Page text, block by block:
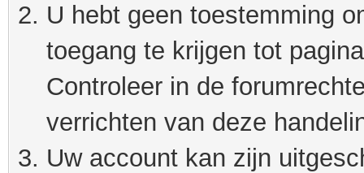
U hebt geen toestemming
toegang te krijgen tot
Controleer in de
verrichten van deze
Uw account kan zijn